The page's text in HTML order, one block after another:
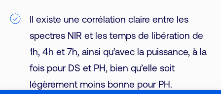
Il existe une corrélation claire entre les
spectres NIR et les temps de libération de
1h, 4h et 7h, ainsi qu’avec la puissance, à la
fois pour DS et PH, bien qu’elle soit
légèrement moins bonne pour PH.